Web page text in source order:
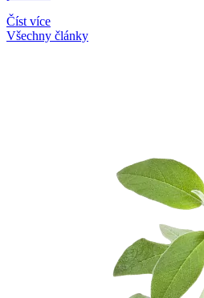
Číst více
Všechny články